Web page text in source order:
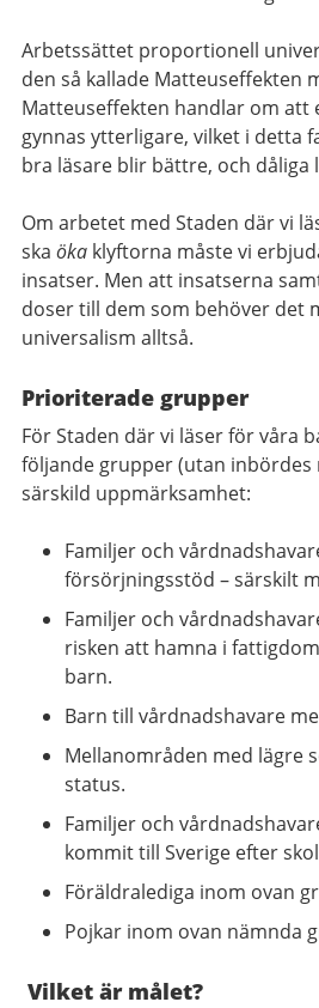
Arbetssättet proportionell
den så kallade Matteuseffekten
Matteuseffekten handlar om att
gynnas ytterligare, vilket i detta
bra läsare blir bättre, och dåliga
Om arbetet med Staden där vi
ska öka klyftorna måste vi
insatser. Men att insatserna
doser till dem som behöver det
universalism alltså.
Prioriterade grupper
För Staden där vi läser för våra
följande grupper (utan
särskild uppmärksamhet:
Familjer och
försörjningsstöd – särskilt
Familjer och
risken att hamna i
barn.
Barn till vårdnadshavare
Mellanområden med lägre
status.
Familjer och
kommit till Sverige efter
Föräldralediga inom ovan
Pojkar inom ovan nämnda
Vilket är målet?